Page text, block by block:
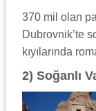
370 mil olan
Dubrovnik’te
kıyılarında
2) Soğanlı